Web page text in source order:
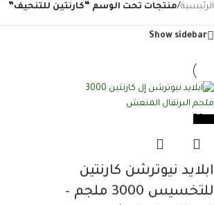
الرئيسية/منتجات تحت الوسم “كارنتين للتنحيف”
Show sidebar
ابلايد نيوترشن كارنتين
للتخسيس​ 3000 ملجم –